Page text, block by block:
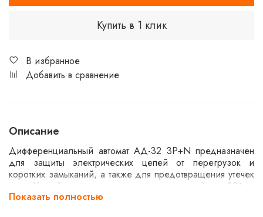
Купить в 1 клик
В избранное
Добавить в сравнение
Описание
Дифференциальный автомат АД-32 3P+N предназначен
для защиты электрических цепей от перегрузок и
коротких замыканий, а также для предотвращения утечек
тока. Устройство поддерживает номинальный ток 32А и
дифференциальный ток 30мА. Характеристика
Показать полностью